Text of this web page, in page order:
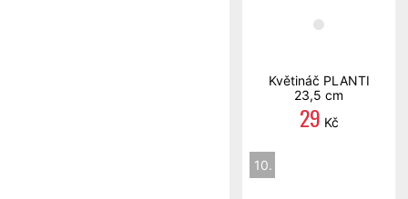
Květináč PLANTI
23,5 cm
29 Kč
10.